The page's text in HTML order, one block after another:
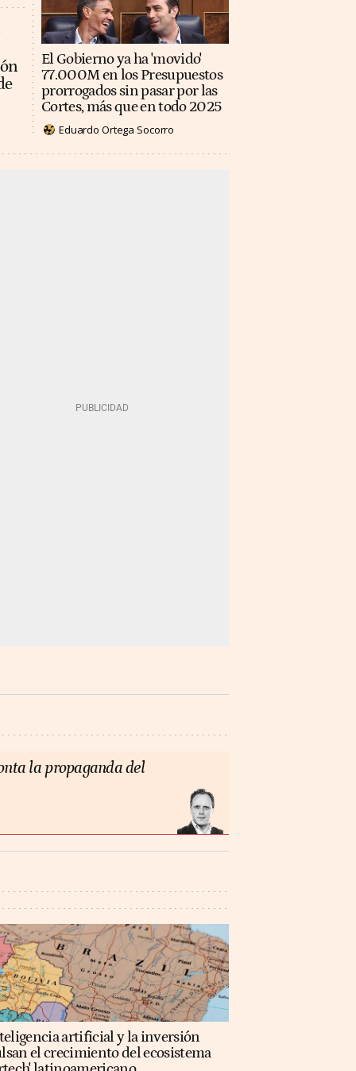
El Gobierno ya ha 'movido'
77.000M en los Presupuestos
prorrogados sin pasar por las
Cortes, más que en todo 2025
Eduardo Ortega Socorro
la propaganda del
artificial y la inversión
el crecimiento del ecosistema